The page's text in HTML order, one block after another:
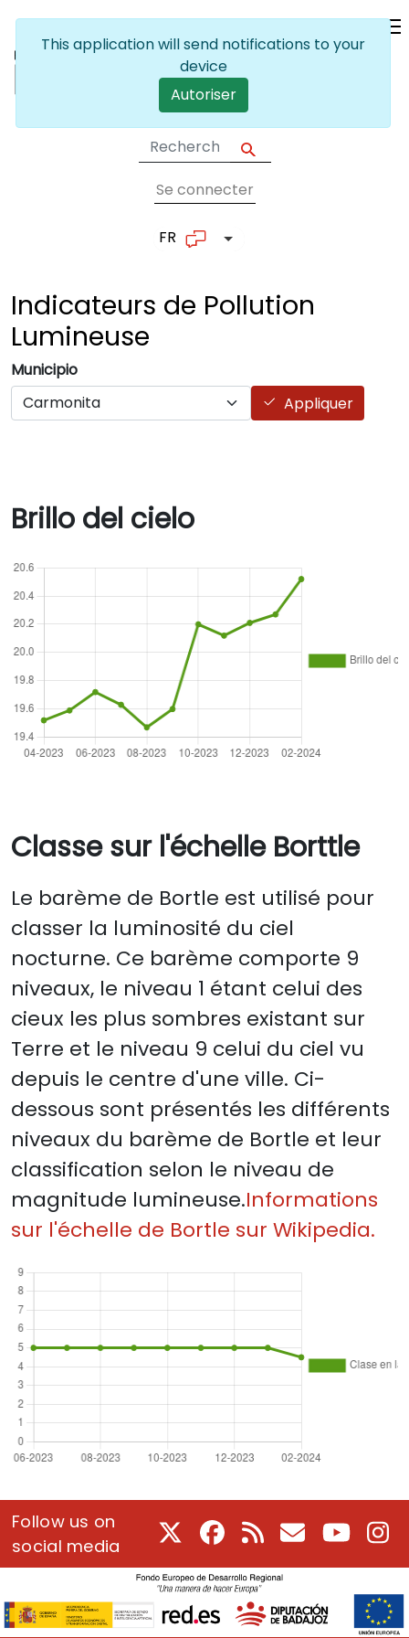
User account
Se connecter
FR List additional actions
Indicateurs de Pollution
Lumineuse
Municipio
Appliquer
Brillo del cielo
Classe sur l'échelle Borttle
Le barème de Bortle est utilisé pour
classer la luminosité du ciel
nocturne. Ce barème comporte 9
niveaux, le niveau 1 étant celui des
cieux les plus sombres existant sur
Terre et le niveau 9 celui du ciel vu
depuis le centre d'une ville. Ci-
dessous sont présentés les différents
niveaux du barème de Bortle et leur
classification selon le niveau de
magnitude lumineuse.Informations
sur l'échelle de Bortle sur Wikipedia.
Follow us on
social media
Facebook
RSS CourrielYoutube
This application will send notifications to your
device
Autoriser